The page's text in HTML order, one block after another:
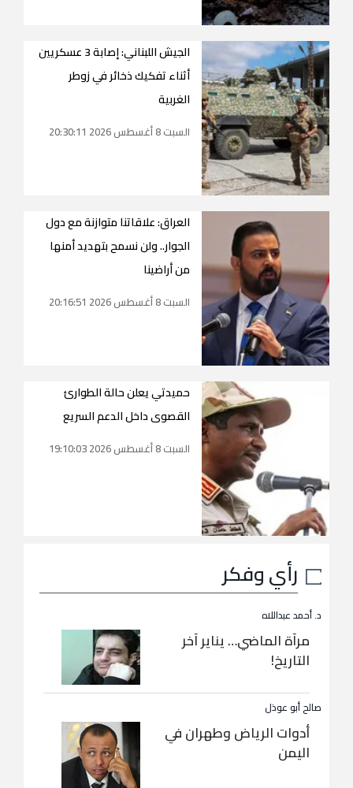
الجيش اللبناني: إصابة 3 عسكريين
أثناء تفكيك ذخائر في زوطر
الغربية
السبت 8 أغسطس 2026 20:30:11
العراق: علاقاتنا متوازنة مع دول
الجوار.. ولن نسمح بتهديد أمنها
من أراضينا
السبت 8 أغسطس 2026 20:16:51
حميدتي يعلن حالة الطوارئ
القصوى داخل الدعم السريع
السبت 8 أغسطس 2026 19:10:03
رأي وفكر
د. أحمد عبداللاه
مرآة الماضي… يناير آخر
التاريخ!
صالح أبو عوذل
أدوات الرياض وطهران في
اليمن